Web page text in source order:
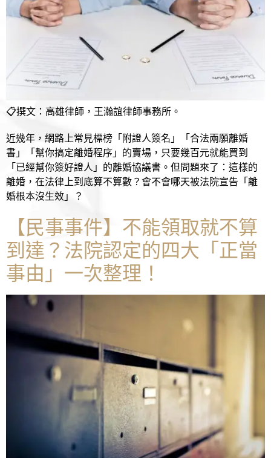
📋撰文：高雄律師，王瀚誼律師事務所。
近幾年，網路上常見標榜「附證人簽名」「合法兩願離婚
書」「幫你搞定離婚程序」的賣場，只要幾百元就能買到
「已經幫你簽好證人」的離婚協議書。但問題來了：這樣的
離婚，在法律上到底算不算數？會不會哪天被法院宣告「離
婚根本沒生效」？
【民事事件】不能領取就不算
到達？法院認定的四大「正當
事由」一次整理！